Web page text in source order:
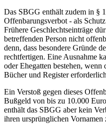
Das SBGG enthält zudem in §
Offenbarungsverbot - als
Frühere Geschlechtseinträge
betreffenden Person nicht
denn, dass besondere Gründe
rechtfertigen. Eine Ausnahme
oder Ehegatten bestehen,
Bücher und Register
Ein Verstoß gegen dieses
Bußgeld von bis zu 10.000
enthält das SBGG aber kein
ihren ursprünglichen Vornamen